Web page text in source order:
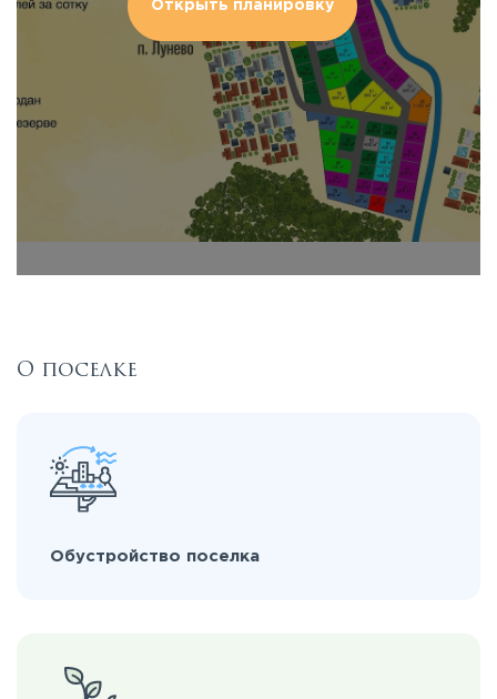
Открыть планировку
О поселке
Обустройство поселка